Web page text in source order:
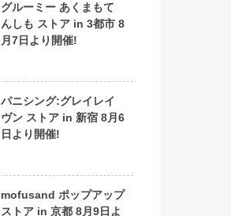
グルーミー あくまもて
んしも ストア in 3都市 8
月7日より開催!
パニシング:グレイレイ
ヴン ストア in 新宿 8月6
日より開催!
mofusand ポップアップ
ストア in 京都 8月9日よ